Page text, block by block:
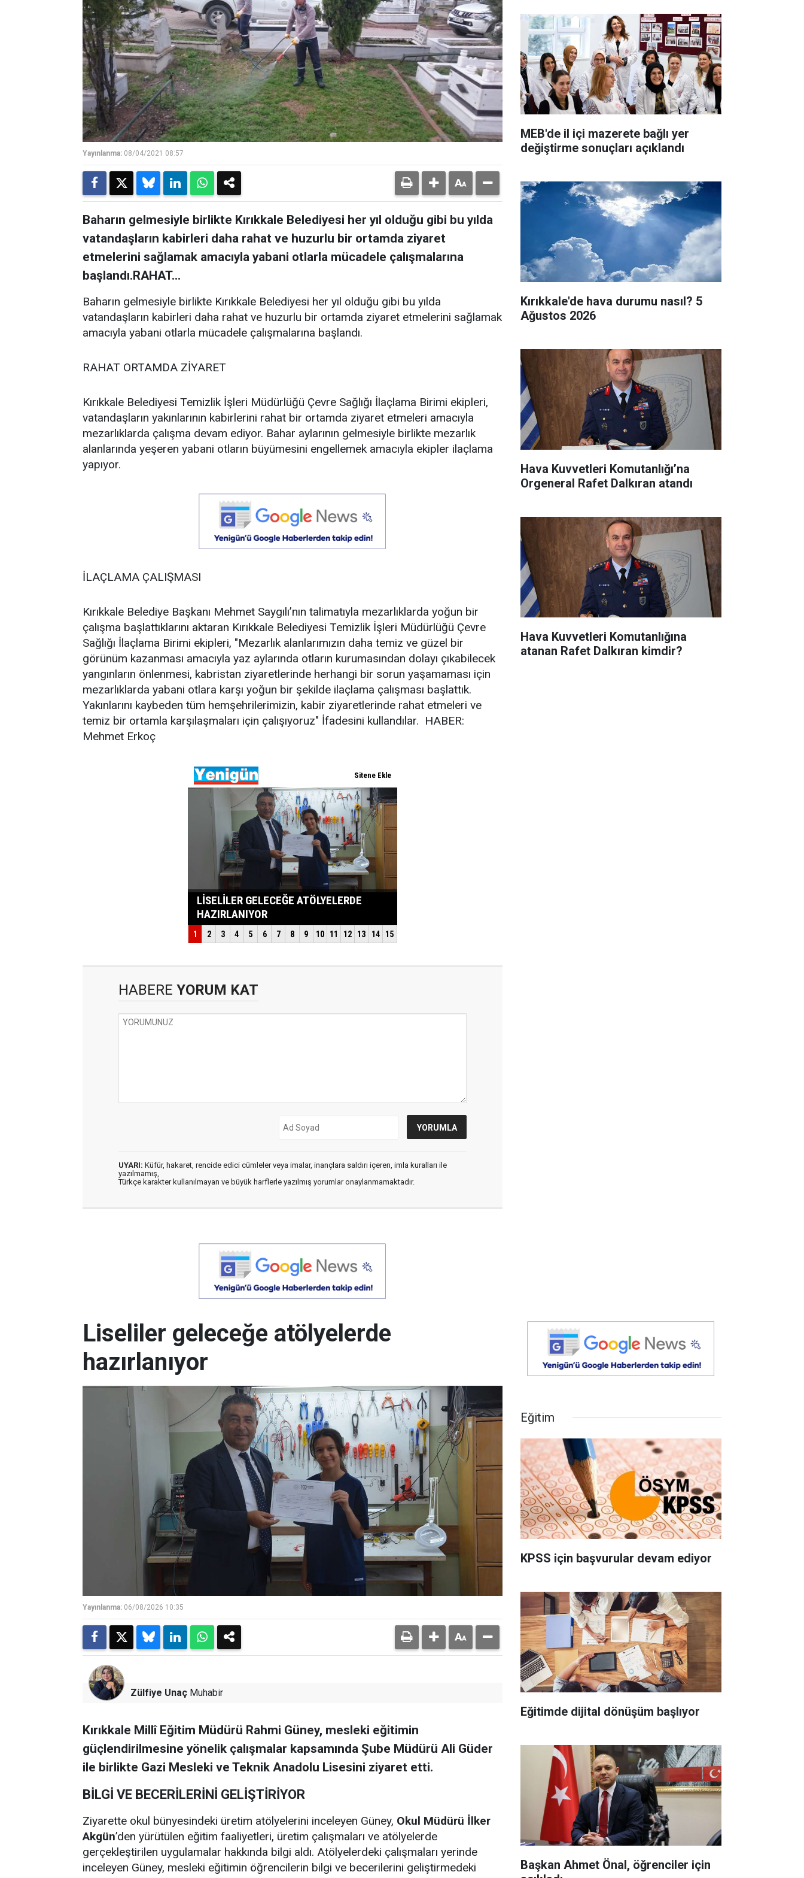
Yayınlanma: 08/04/2021 08:57
Baharın gelmesiyle birlikte Kırıkkale Belediyesi her yıl olduğu gibi bu yılda
vatandaşların kabirleri daha rahat ve huzurlu bir ortamda ziyaret
etmelerini sağlamak amacıyla yabani otlarla mücadele çalışmalarına
başlandı.RAHAT...
Baharın gelmesiyle birlikte Kırıkkale Belediyesi her yıl olduğu gibi bu yılda
vatandaşların kabirleri daha rahat ve huzurlu bir ortamda ziyaret etmelerini sağlamak
amacıyla yabani otlarla mücadele çalışmalarına başlandı.
RAHAT ORTAMDA ZİYARET
Kırıkkale Belediyesi Temizlik İşleri Müdürlüğü Çevre Sağlığı İlaçlama Birimi ekipleri,
vatandaşların yakınlarının kabirlerini rahat bir ortamda ziyaret etmeleri amacıyla
mezarlıklarda çalışma devam ediyor. Bahar aylarının gelmesiyle birlikte mezarlık
alanlarında yeşeren yabani otların büyümesini engellemek amacıyla ekipler ilaçlama
yapıyor.
İLAÇLAMA ÇALIŞMASI
Kırıkkale Belediye Başkanı Mehmet Saygılı’nın talimatıyla mezarlıklarda yoğun bir
çalışma başlattıklarını aktaran Kırıkkale Belediyesi Temizlik İşleri Müdürlüğü Çevre
Sağlığı İlaçlama Birimi ekipleri, "Mezarlık alanlarımızın daha temiz ve güzel bir
görünüm kazanması amacıyla yaz aylarında otların kurumasından dolayı çıkabilecek
yangınların önlenmesi, kabristan ziyaretlerinde herhangi bir sorun yaşamaması için
mezarlıklarda yabani otlara karşı yoğun bir şekilde ilaçlama çalışması başlattık.
Yakınlarını kaybeden tüm hemşehrilerimizin, kabir ziyaretlerinde rahat etmeleri ve
temiz bir ortamla karşılaşmaları için çalışıyoruz" İfadesini kullandılar. HABER:
Mehmet Erkoç
HABERE YORUM KAT
UYARI: Küfür, hakaret, rencide edici cümleler veya imalar, inançlara saldırı içeren, imla kuralları ile
yazılmamış,
Türkçe karakter kullanılmayan ve büyük harflerle yazılmış yorumlar onaylanmamaktadır.
MEB'de il içi mazerete bağlı yer
değiştirme sonuçları açıklandı
Kırıkkale'de hava durumu nasıl? 5
Ağustos 2026
Hava Kuvvetleri Komutanlığı’na
Orgeneral Rafet Dalkıran atandı
Hava Kuvvetleri Komutanlığına
atanan Rafet Dalkıran kimdir?
Liseliler geleceğe atölyelerde
hazırlanıyor
Yayınlanma: 06/08/2026 10:35
Zülfiye Unaç Muhabir
Kırıkkale Millî Eğitim Müdürü Rahmi Güney, mesleki eğitimin
güçlendirilmesine yönelik çalışmalar kapsamında Şube Müdürü Ali Güder
ile birlikte Gazi Mesleki ve Teknik Anadolu Lisesini ziyaret etti.
BİLGİ VE BECERİLERİNİ GELİŞTİRİYOR
Ziyarette okul bünyesindeki üretim atölyelerini inceleyen Güney, Okul Müdürü İlker
Akgün’den yürütülen eğitim faaliyetleri, üretim çalışmaları ve atölyelerde
gerçekleştirilen uygulamalar hakkında bilgi aldı. Atölyelerdeki çalışmaları yerinde
inceleyen Güney, mesleki eğitimin öğrencilerin bilgi ve becerilerini geliştirmedeki
Eğitim
KPSS için başvurular devam ediyor
Eğitimde dijital dönüşüm başlıyor
Başkan Ahmet Önal, öğrenciler için